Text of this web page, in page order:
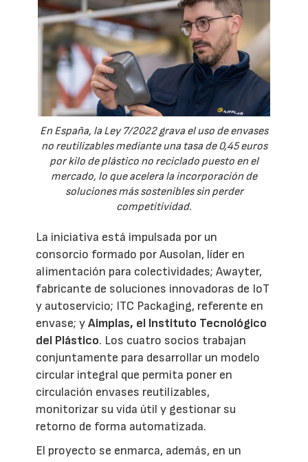
En España, la Ley 7/2022 grava el uso de envases
no reutilizables mediante una tasa de 0,45 euros
por kilo de plástico no reciclado puesto en el
mercado, lo que acelera la incorporación de
soluciones más sostenibles sin perder
competitividad.
La iniciativa está impulsada por un
consorcio formado por Ausolan, líder en
alimentación para colectividades; Awayter,
fabricante de soluciones innovadoras de IoT
y autoservicio; ITC Packaging, referente en
envase; yAimplas, el Instituto Tecnológico
del Plástico. Los cuatro socios trabajan
conjuntamente para desarrollar un modelo
circular integral que permita poner en
circulación envases reutilizables,
monitorizar su vida útil y gestionar su
retorno de forma automatizada.
El proyecto se enmarca, además, en un